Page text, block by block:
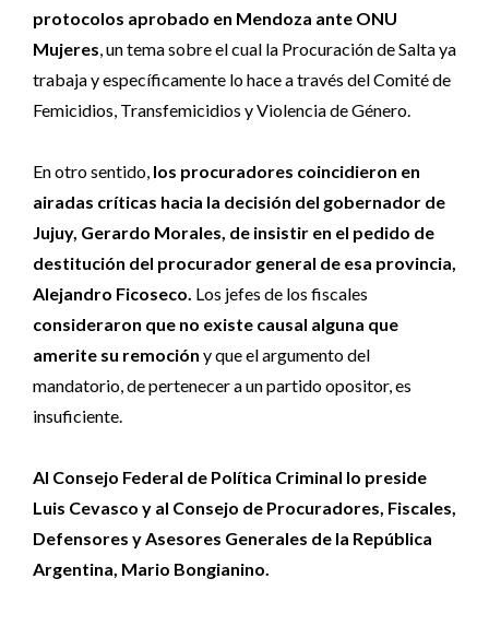
protocolos aprobado en Mendoza ante ONU
Mujeres, un tema sobre el cual la Procuración de Salta ya
trabaja y específicamente lo hace a través del Comité de
Femicidios, Transfemicidios y Violencia de Género.
En otro sentido, los procuradores coincidieron en
airadas críticas hacia la decisión del gobernador de
Jujuy, Gerardo Morales, de insistir en el pedido de
destitución del procurador general de esa provincia,
Alejandro Ficoseco. Los jefes de los fiscales
consideraron que no existe causal alguna que
amerite su remoción y que el argumento del
mandatorio, de pertenecer a un partido opositor, es
insuficiente.
Al Consejo Federal de Política Criminal lo preside
Luis Cevasco y al Consejo de Procuradores, Fiscales,
Defensores y Asesores Generales de la República
Argentina, Mario Bongianino.